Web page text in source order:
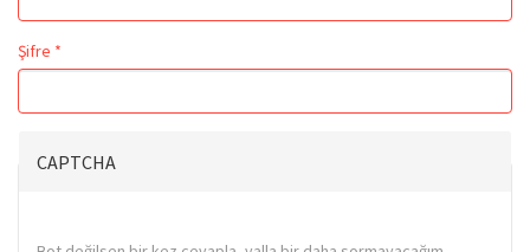
Şifre *
CAPTCHA